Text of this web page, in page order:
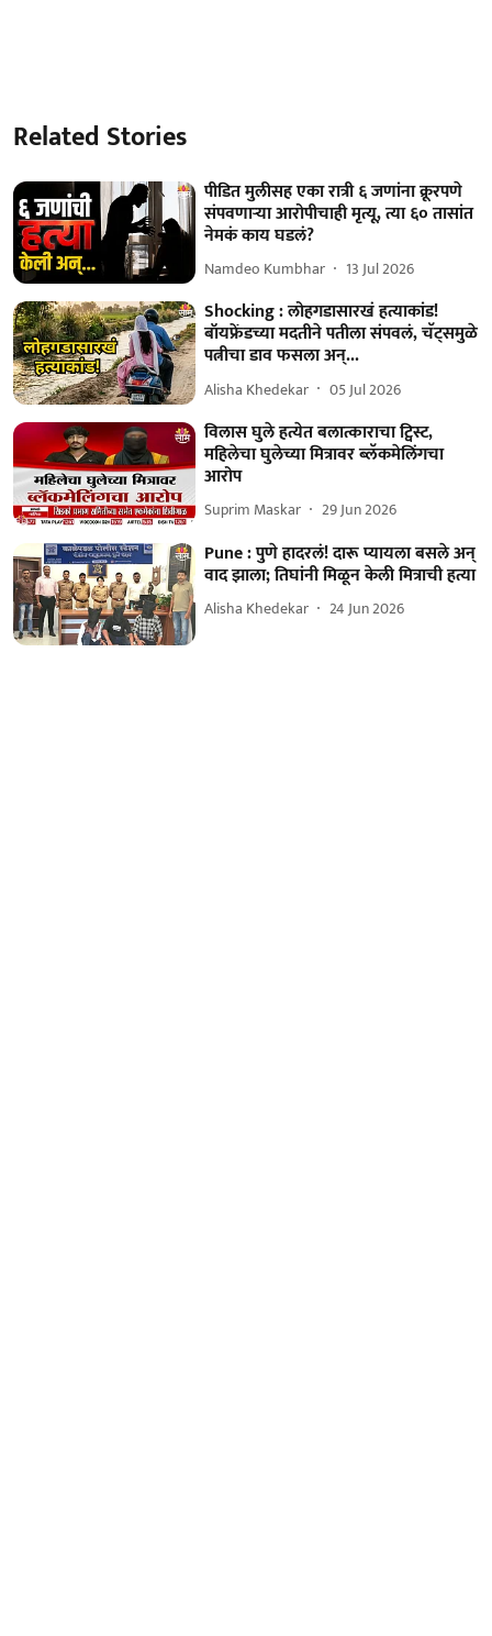
Related Stories
पीडित मुलीसह एका रात्री ६ जणांना क्रूरपणे
संपवणाऱ्या आरोपीचाही मृत्यू, त्या ६० तासांत
नेमकं काय घडलं?
Namdeo Kumbhar 13 Jul 2026
Shocking : लोहगडासारखं हत्याकांड!
बॉयफ्रेंडच्या मदतीने पतीला संपवलं, चॅट्समुळे
पत्नीचा डाव फसला अन्...
Alisha Khedekar 05 Jul 2026
विलास घुले हत्येत बलात्काराचा ट्विस्ट,
महिलेचा घुलेच्या मित्रावर ब्लॅकमेलिंगचा
आरोप
Suprim Maskar 29 Jun 2026
Pune : पुणे हादरलं! दारू प्यायला बसले अन्
वाद झाला; तिघांनी मिळून केली मित्राची हत्या
Alisha Khedekar 24 Jun 2026